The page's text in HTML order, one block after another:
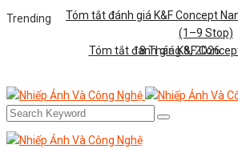
Trending
Tóm tắt đánh giá K&F Concept
(1–9 Stop)
Tóm tắt đánh giá K&F
8 Tháng 8, 2026